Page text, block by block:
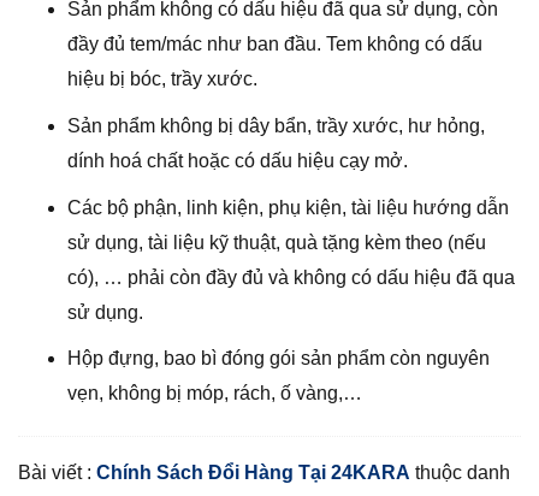
Sản phẩm không có dấu hiệu đã qua sử dụng, còn
đầy đủ tem/mác như ban đầu. Tem không có dấu
hiệu bị bóc, trầy xước.
Sản phẩm không bị dây bẩn, trầy xước, hư hỏng,
dính hoá chất hoặc có dấu hiệu cạy mở.
Các bộ phận, linh kiện, phụ kiện, tài liệu hướng dẫn
sử dụng, tài liệu kỹ thuật, quà tặng kèm theo (nếu
có), … phải còn đầy đủ và không có dấu hiệu đã qua
sử dụng.
Hộp đựng, bao bì đóng gói sản phẩm còn nguyên
vẹn, không bị móp, rách, ố vàng,…
Bài viết : Chính Sách Đổi Hàng Tại 24KARA thuộc danh